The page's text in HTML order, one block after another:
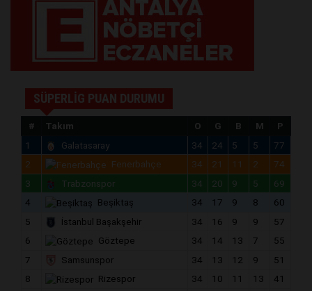
SÜPERLİG PUAN DURUMU
# Takım O G B M
P
1
Galatasaray 34 24 5 5
77
2
Fenerbahçe 34 21 11 2
74
3
Trabzonspor 34 20 9 5
69
4
Beşiktaş 34 17 9 8
60
5
İstanbul Başakşehir 34 16 9 9
57
6
Göztepe 34 14 13 7
55
7
Samsunspor 34 13 12 9
51
8
Rizespor 34 10 11 13
41